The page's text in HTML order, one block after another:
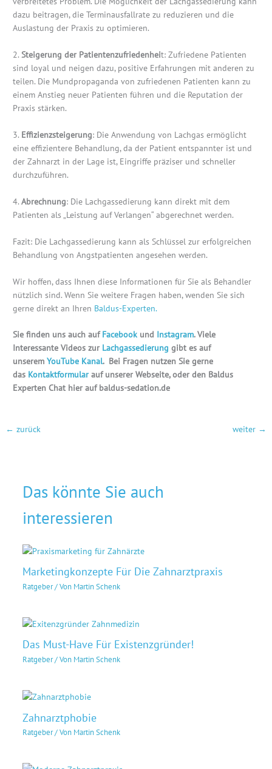
dazu beitragen, die Terminausfallrate zu reduzieren und die
Auslastung der Praxis zu optimieren.
2.Steigerung der Patientenzufriedenheit: Zufriedene Patienten
sind loyal und neigen dazu, positive Erfahrungen mit anderen zu
teilen. Die Mundpropaganda von zufriedenen Patienten kann zu
einem Anstieg neuer Patienten führen und die Reputation der
Praxis stärken.
3. Effizienzsteigerung: Die Anwendung von Lachgas ermöglicht
eine effizientere Behandlung, da der Patient entspannter ist und
der Zahnarzt in der Lage ist, Eingriffe präziser und schneller
durchzuführen.
4.Abrechnung: Die Lachgassedierung kann direkt mit dem
Patienten als „Leistung auf Verlangen“ abgerechnet werden.
Fazit: Die Lachgassedierung kann als Schlüssel zur erfolgreichen
Behandlung von Angstpatienten angesehen werden.
Wir hoffen, dass Ihnen diese Informationen für Sie als Behandler
nützlich sind. Wenn Sie weitere Fragen haben, wenden Sie sich
gerne direkt an Ihren Baldus-Experten.
Sie finden uns auch aufFacebook und Instagram. Viele
Interessante Videos zur Lachgassedierung gibt es auf
unserem YouTube Kanal. Bei Fragen nutzen Sie gerne
das Kontaktformularauf unserer Webseite, oder den Baldus
Experten Chat hier auf baldus-sedation.de
← zurück weiter →
Das könnte Sie auch
interessieren
Marketingkonzepte Für Die Zahnarztpraxis
Ratgeber/ Von Martin Schenk
Das Must-Have Für Existenzgründer!
Ratgeber/ Von Martin Schenk
Zahnarztphobie
Ratgeber/ Von Martin Schenk